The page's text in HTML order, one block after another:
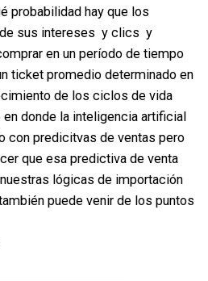
probabilidad hay que los
sus intereses y clics y
en un período de tiempo
ticket promedio determinado en
de los ciclos de vida
en donde la inteligencia artificial
con predicitvas de ventas pero
que esa predictiva de venta
lógicas de importación
puede venir de los puntos